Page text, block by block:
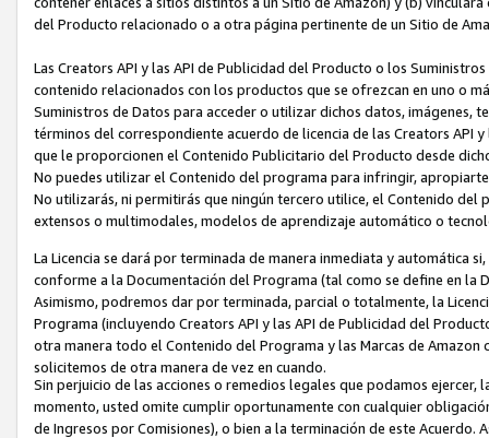
del Producto relacionado o a otra página pertinente de un Sitio de
Las Creators API y las API de Publicidad del Producto o los
contenido relacionados con los productos que se ofrezcan en uno o
Suministros de Datos para acceder o utilizar dichos datos,
términos del correspondiente acuerdo de licencia de las Creators API
que le proporcionen el Contenido Publicitario del Producto desde
No puedes utilizar el Contenido del programa para infringir,
No utilizarás, ni permitirás que ningún tercero utilice, el Contenido
extensos o multimodales, modelos de aprendizaje automático o
La Licencia se dará por terminada de manera inmediata y automática
conforme a la Documentación del Programa (tal como se define en la
Asimismo, podremos dar por terminada, parcial o totalmente, la
Programa (incluyendo Creators API y las API de Publicidad del
otra manera todo el Contenido del Programa y las Marcas de
solicitemos de otra manera de vez en cuando.
Sin perjuicio de las acciones o remedios legales que podamos
momento, usted omite cumplir oportunamente con cualquier
de Ingresos por Comisiones), o bien a la terminación de este